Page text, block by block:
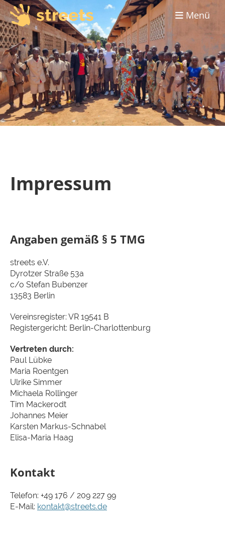
Menü
Impressum
Angaben gemäß § 5 TMG
streets e.V.
Dyrotzer Straße 53a
c/o Stefan Bubenzer
13583 Berlin
Vereinsregister: VR 19541 B
Registergericht: Berlin-Charlottenburg
Vertreten durch:
Paul Lübke
Maria Roentgen
Ulrike Simmer
Michaela Rollinger
Tim Mackerodt
Johannes Meier
Karsten Markus-Schnabel
Elisa-Maria Haag
Kontakt
Telefon: +49 176 / 209 227 99
E-Mail: kontakt@streets.de